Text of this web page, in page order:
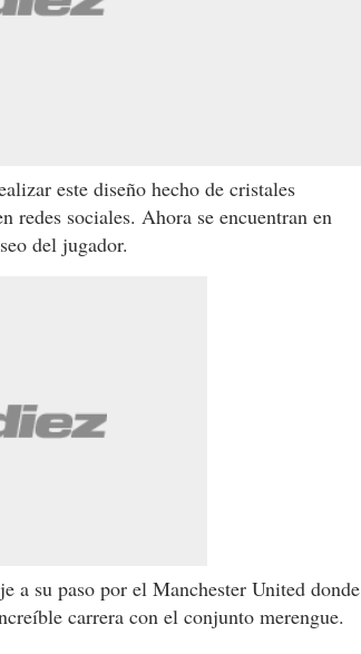
este diseño hecho de cristales
redes sociales. Ahora se encuentran en
del jugador.
a su paso por el Manchester United donde
carrera con el conjunto merengue.